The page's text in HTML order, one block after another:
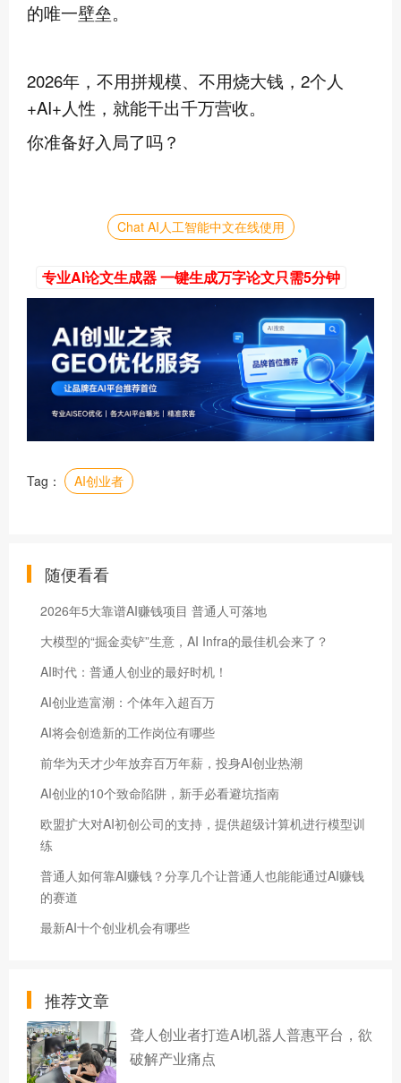
的唯一壁垒。
2026年，不用拼规模、不用烧大钱，2个人
+AI+人性，就能干出千万营收。
你准备好入局了吗？
Chat AI人工智能中文在线使用
专业AI论文生成器 一键生成万字论文只需5分钟
Tag： AI创业者
随便看看
2026年5大靠谱AI赚钱项目 普通人可落地
大模型的“掘金卖铲”生意，AI Infra的最佳机会来了？
AI时代：普通人创业的最好时机！
AI创业造富潮：个体年入超百万
AI将会创造新的工作岗位有哪些
前华为天才少年放弃百万年薪，投身AI创业热潮
AI创业的10个致命陷阱，新手必看避坑指南
欧盟扩大对AI初创公司的支持，提供超级计算机进行模型训
练
普通人如何靠AI赚钱？分享几个让普通人也能能通过AI赚钱
的赛道
最新AI十个创业机会有哪些
推荐文章
聋人创业者打造AI机器人普惠平台，欲
破解产业痛点